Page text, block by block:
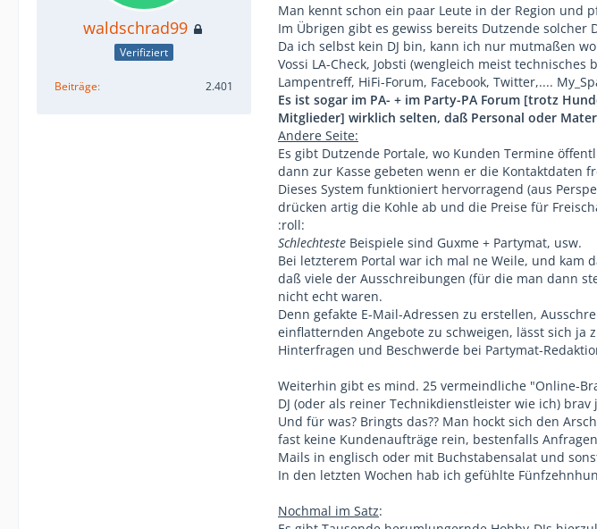
waldschrad99
Verifiziert
Beiträge 2.401
Man kennt schon ein paar Leute in der Region und
Im Übrigen gibt es gewiss bereits Dutzende solcher
Da ich selbst kein DJ bin, kann ich nur mutmaßen
Vossi LA-Check, Jobsti (wengleich meist
Lampentreff, HiFi-Forum, Facebook, Twitter,....
Es ist sogar im PA- + im Party-PA Forum [trotz
Mitglieder] wirklich selten, daß Personal oder
Andere Seite:
Es gibt Dutzende Portale, wo Kunden Termine
dann zur Kasse gebeten wenn er die Kontaktdaten
Dieses System funktioniert hervorragend (aus
drücken artig die Kohle ab und die Preise für
:roll:
Schlechteste Beispiele sind Guxme + Partymat, usw.
Bei letzterem Portal war ich mal ne Weile, und kam
daß viele der Ausschreibungen (für die man dann
nicht echt waren.
Denn gefakte E-Mail-Adressen zu erstellen,
einflatternden Angebote zu schweigen, lässt sich ja
Hinterfragen und Beschwerde bei Partymat-
Weiterhin gibt es mind. 25 vermeindliche "Online-
DJ (oder als reiner Technikdienstleister wie ich)
Und für was? Bringts das?? Man hockt sich den
fast keine Kundenaufträge rein, bestenfalls
Mails in englisch oder mit Buchstabensalat und
In den letzten Wochen hab ich gefühlte
Nochmal im Satz: